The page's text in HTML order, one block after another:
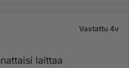
Vastattu 4v
laittaa